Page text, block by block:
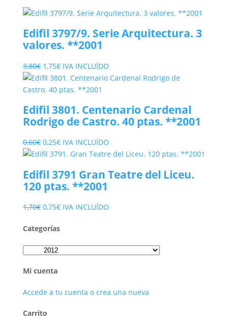
Edifil 3797/9. Serie Arquitectura. 3
valores. **2001
3,80€ El
precio
original
3,80€.
1,75€El
precio
actual
1,75€.
IVA INCLUÍDO
Edifil 3801. Centenario Cardenal
Rodrigo de Castro. 40 ptas. **2001
0,60€ El
precio
era:
0,60€.
0,25€El
precio
es:
0,25€.
IVA INCLUÍDO
Edifil 3791 Gran Teatre del Liceu.
120 ptas. **2001
1,70€ El
original
1,70€.
0,75€El
actual
0,75€.
IVA INCLUÍDO
Categorías
Mi cuenta
Accede a tu cuenta o crea una nueva
Carrito